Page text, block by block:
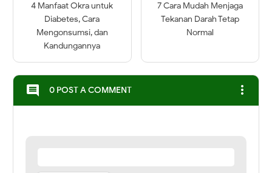
4 Manfaat Okra untuk
Diabetes, Cara
Mengonsumsi, dan
Kandungannya
7 Cara Mudah Menjaga
Tekanan Darah Tetap
Normal
comment 0 POST A COMMENT more_vert